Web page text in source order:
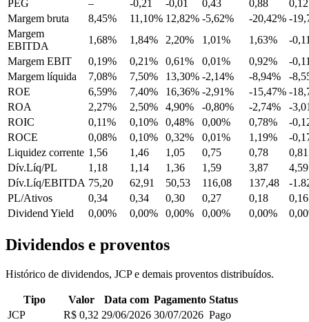
PEG – -0,21 -0,01 0,43 0,88
0,12
Margem bruta
8,45% 11,10% 12,82% -5,62% -20,42% -
Margem
EBITDA
1,68% 1,84% 2,20% 1,01% 1,63%
-
Margem EBIT
0,19% 0,21% 0,61% 0,01% 0,92%
-
Margem líquida
7,08% 7,50% 13,30% -2,14% -8,94%
-
ROE
6,59% 7,40% 16,36% -2,91% -15,47% -
ROA
2,27% 2,50% 4,90% -0,80% -2,74%
-
ROIC
0,11% 0,10% 0,48% 0,00% 0,78%
-
ROCE
0,08% 0,10% 0,32% 0,01% 1,19%
-
Liquidez corrente 1,56 1,46 1,05 0,75 0,78
0,81
Dív.Líq/PL
1,18 1,14 1,36 1,59 3,87
4,59
Dív.Líq/EBITDA 75,20 62,91 50,53 116,08 137,48
-
PL/Ativos
0,34 0,34 0,30 0,27 0,18
0,16
Dividend Yield
0,00% 0,00% 0,00% 0,00% 0,00%
Dividendos e proventos
Histórico de dividendos, JCP e demais proventos distribuídos.
Tipo Valor Data com Pagamento Status
JCP
R$ 0,32 29/06/2026 30/07/2026 Pago